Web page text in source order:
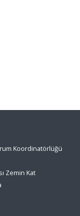
Koordinatörlüğü
Zemin Kat